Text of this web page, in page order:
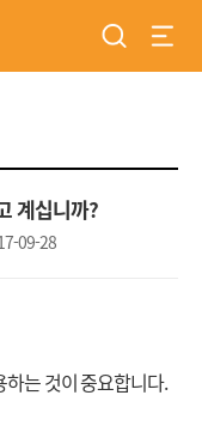
검색
계십니까?
09-28
는 것이 중요합니다.